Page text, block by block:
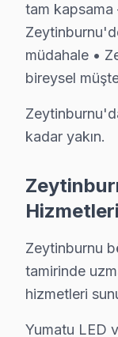
Zeytinburnu
Zeytinburnu
Zeytinburnu
Saha
— %88 aynı
— %4 2-3 gün
tam
müdahale •
bireysel
kadar yakın.
Hizmetleri
Zeytinburnu
tamirinde
hizmetleri
Yumatu LED